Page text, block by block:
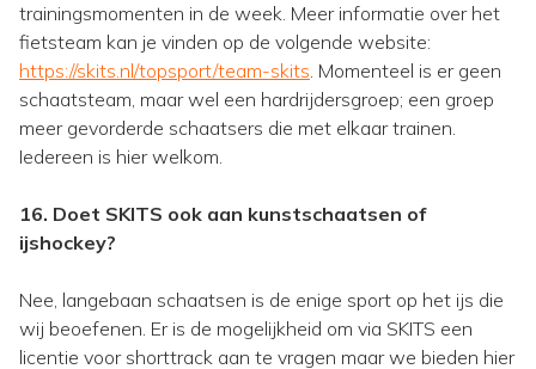
trainingsmomenten in de week. Meer informatie over het
fietsteam kan je vinden op de volgende website:
https://skits.nl/topsport/team-skits. Momenteel is er geen
schaatsteam, maar wel een hardrijdersgroep; een groep
meer gevorderde schaatsers die met elkaar trainen.
Iedereen is hier welkom.
16. Doet SKITS ook aan kunstschaatsen of
ijshockey?
Nee, langebaan schaatsen is de enige sport op het ijs die
wij beoefenen. Er is de mogelijkheid om via SKITS een
licentie voor shorttrack aan te vragen maar we bieden hier